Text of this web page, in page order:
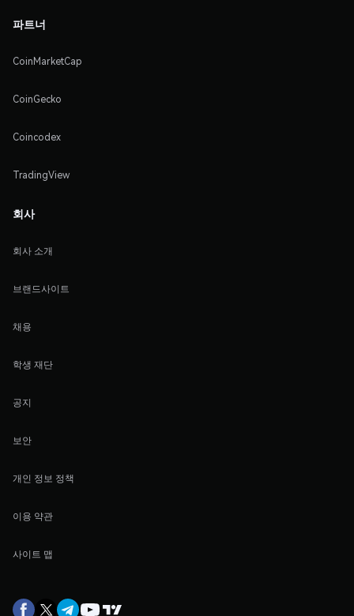
파트너
CoinMarketCap
CoinGecko
Coincodex
TradingView
회사
회사 소개
브랜드사이트
채용
학생 재단
공지
보안
개인 정보 정책
이용 약관
사이트 맵